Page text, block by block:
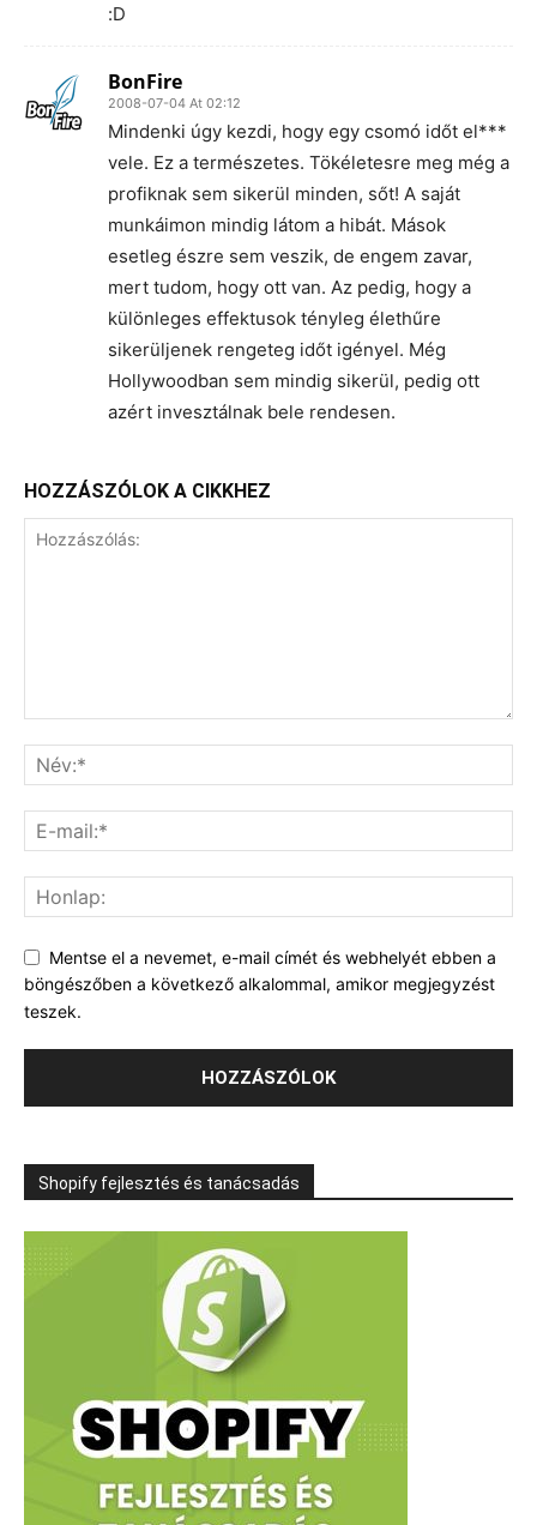
:D
BonFire
2008-07-04 At 02:12
Mindenki úgy kezdi, hogy egy csomó időt el***
vele. Ez a természetes. Tökéletesre meg még a
profiknak sem sikerül minden, sőt! A saját
munkáimon mindig látom a hibát. Mások
esetleg észre sem veszik, de engem zavar,
mert tudom, hogy ott van. Az pedig, hogy a
különleges effektusok tényleg élethűre
sikerüljenek rengeteg időt igényel. Még
Hollywoodban sem mindig sikerül, pedig ott
azért invesztálnak bele rendesen.
HOZZÁSZÓLOK A CIKKHEZ
Mentse el a nevemet, e-mail címét és webhelyét ebben a
böngészőben a következő alkalommal, amikor megjegyzést
teszek.
Shopify fejlesztés és tanácsadás